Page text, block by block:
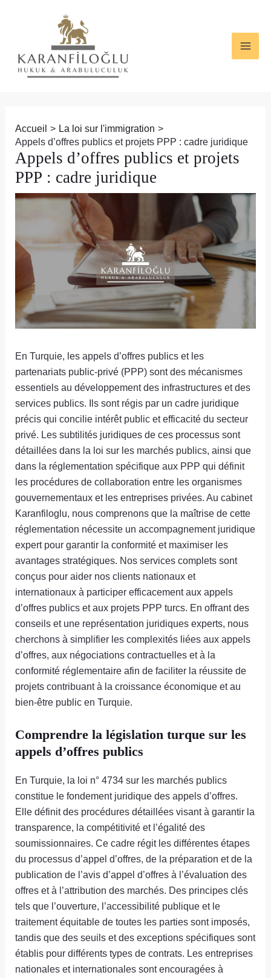
Accueil
La loi sur l'immigration
Appels d’offres publics et projets PPP : cadre juridique
Appels d’offres publics et projets
PPP : cadre juridique
En Turquie, les appels d’offres publics et les
partenariats public-privé (PPP) sont des mécanismes
essentiels au développement des infrastructures et des
services publics. Ils sont régis par un cadre juridique
précis qui concilie intérêt public et efficacité du secteur
privé. Les subtilités juridiques de ces processus sont
détaillées dans la loi sur les marchés publics, ainsi que
dans la réglementation spécifique aux PPP qui définit
les procédures de collaboration entre les organismes
gouvernementaux et les entreprises privées. Au cabinet
Karanfiloglu, nous comprenons que la maîtrise de cette
réglementation nécessite un accompagnement juridique
expert pour garantir la conformité et maximiser les
avantages stratégiques. Nos services complets sont
conçus pour aider nos clients nationaux et
internationaux à participer efficacement aux appels
d’offres publics et aux projets PPP turcs. En offrant des
conseils et une représentation juridiques experts, nous
cherchons à simplifier les complexités liées aux appels
d’offres, aux négociations contractuelles et à la
conformité réglementaire afin de faciliter la réussite de
projets contribuant à la croissance économique et au
bien-être public en Turquie.
Comprendre la législation turque sur les
appels d’offres publics
En Turquie, la loi n° 4734 sur les marchés publics
constitue le fondement juridique des appels d’offres.
Elle définit des procédures détaillées visant à garantir la
transparence, la compétitivité et l’égalité des
soumissionnaires. Ce cadre régit les différentes étapes
du processus d’appel d’offres, de la préparation et de la
publication de l’avis d’appel d’offres à l’évaluation des
offres et à l’attribution des marchés. Des principes clés
tels que l’ouverture, l’accessibilité publique et le
traitement équitable de toutes les parties sont imposés,
tandis que des seuils et des exceptions spécifiques sont
établis pour différents types de contrats. Les entreprises
nationales et internationales sont encouragées à